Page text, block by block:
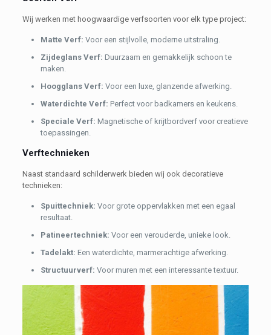
Wij werken met hoogwaardige verfsoorten voor elk type project:
Matte Verf: Voor een stijlvolle, moderne uitstraling.
Zijdeglans Verf: Duurzaam en gemakkelijk schoon te
maken.
Hoogglans Verf: Voor een luxe, glanzende afwerking.
Waterdichte Verf: Perfect voor badkamers en keukens.
Speciale Verf: Magnetische of krijtbordverf voor creatieve
toepassingen.
Verftechnieken
Naast standaard schilderwerk bieden wij ook decoratieve
technieken:
Spuittechniek: Voor grote oppervlakken met een egaal
resultaat.
Patineertechniek: Voor een verouderde, unieke look.
Tadelakt: Een waterdichte, marmerachtige afwerking.
Structuurverf: Voor muren met een interessante textuur.